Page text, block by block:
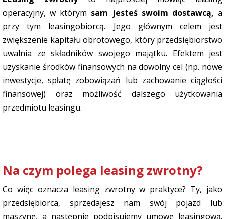
operacyjny, w którym sam jesteś swoim dostawcą,a
przy tym leasingobiorcą. Jego głównym celem jest
zwiększenie kapitału obrotowego, który przedsiębiorstwo
uwalnia ze składników swojego majątku. Efektem jest
uzyskanie środków finansowych na dowolny cel (np. nowe
inwestycje, spłatę zobowiązań lub zachowanie ciągłości
finansowej) oraz możliwość dalszego użytkowania
przedmiotu leasingu.
Na czym polega leasing zwrotny?
Co więc oznacza leasing zwrotny w praktyce? Ty, jako
przedsiębiorca, sprzedajesz nam swój pojazd lub
maszynę, a następnie podpisujemy umowę leasingową.